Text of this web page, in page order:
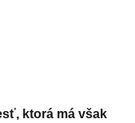
ktorá má však